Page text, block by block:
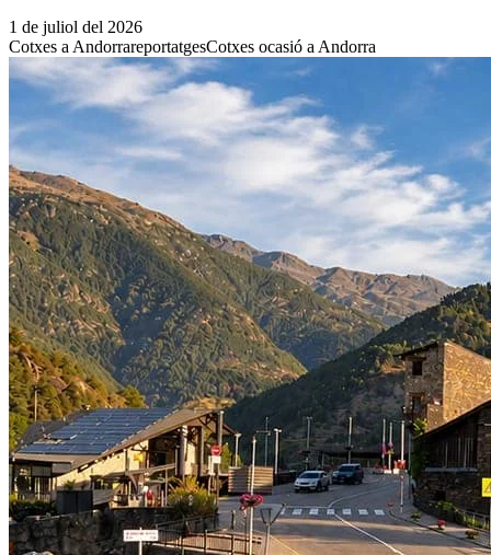
1 de juliol del 2026
Cotxes a AndorrareportatgesCotxes ocasió a Andorra